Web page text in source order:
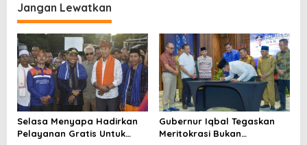
g
a
s
i
p
o
s
Jangan Lewatkan
Selasa Menyapa Hadirkan
Pelayanan Gratis Untuk
Gubernur Iqbal Tegaskan
Meritokrasi Bukan